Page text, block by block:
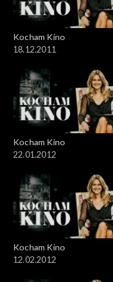
Kocham Kino
18.12.2011
Kocham Kino
22.01.2012
Kocham Kino
12.02.2012